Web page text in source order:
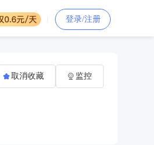
登录/注册
取消收藏 监控